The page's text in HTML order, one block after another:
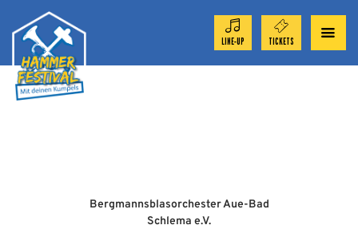
LINE-UP TICKETS
ORCHESTER 2026
FESTIVAL
Bergmannsblasorchester Aue-Bad
Schlema e.V.